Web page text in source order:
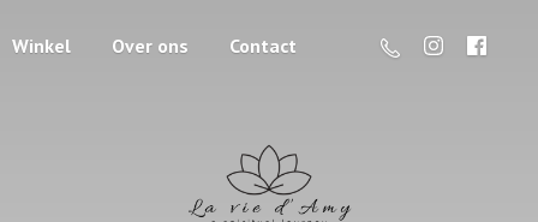
Winkel Over ons Contact